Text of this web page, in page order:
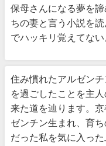
保母さんになる夢を
ちの妻と言う小説を
でハッキリ覚えてない
住み慣れたアルゼン
を過ごしたことを主
来た道を辿ります。
ゼンチン生まれ、育
だった私を気に入っ